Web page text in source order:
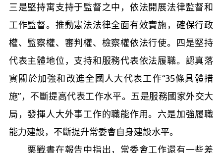
三是堅持寓支持于監督之中，依法開展法律監督和
工作監督。推動憲法法律全面有效實施，確保行政
權、監察權、審判權、檢察權依法行使。四是堅持
代表主體地位，支持和服務代表依法履職。認真落
實關於加強和改進全國人大代表工作“35條具體措
施”，不斷提高代表工作水平。五是服務國家外交大
局，發揮人大外事工作的職能作用。六是加強履職
能力建設，不斷提升常委會自身建設水平。
栗戰書在報告中指出，常委會工作還有一些差